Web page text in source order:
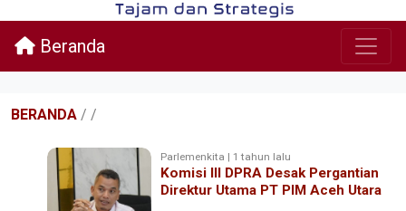
Beranda
BERANDA / /
Parlemenkita | 1 tahun lalu
Komisi III DPRA Desak Pergantian
Direktur Utama PT PIM Aceh Utara